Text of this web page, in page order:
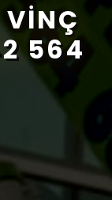
564